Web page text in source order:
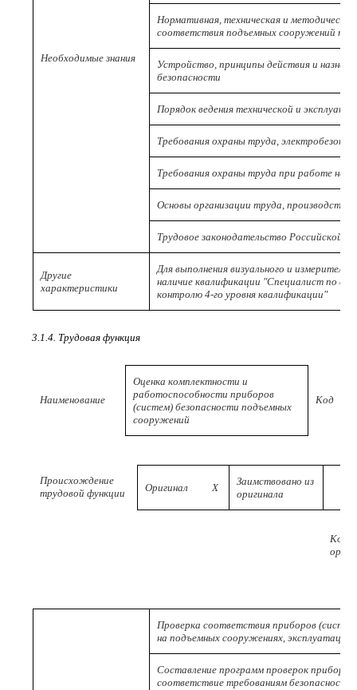
Необходимые знания
Нормативная, техническая и
соответствия подъемных сооружений
Устройство, принципы действия и
безопасности
Порядок ведения технической и
Требования охраны труда,
Требования охраны труда при работе на
Основы организации труда, производства
Трудовое законодательство Российской
Другие
характеристики
Для выполнения визуального и
наличие квалификации "Специалист по
контролю 4-го уровня квалификации"
3.1.4. Трудовая функция
Наименование
Оценка комплектности и
работоспособности приборов
(систем) безопасности подъемных
сооружений
Код
Происхождение
трудовой функции
Оригинал X
Заимствовано из
оригинала
Код
Проверка соответствия приборов
на подъемных сооружениях,
Составление программ проверок
соответствие требованиям безопасности